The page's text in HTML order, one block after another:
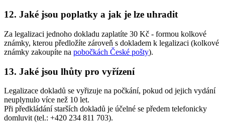
12. Jaké jsou poplatky a jak je lze uhradit
Za legalizaci jednoho dokladu zaplatíte 30 Kč - formou kolkové
známky, kterou předložíte zároveň s dokladem k legalizaci (kolkové
známky zakoupíte na pobočkách České pošty).
13. Jaké jsou lhůty pro vyřízení
Legalizace dokladů se vyřizuje na počkání, pokud od jejich vydání
neuplynulo více než 10 let.
Při předkládání starších dokladů je účelné se předem telefonicky
domluvit (tel.: +420 234 811 703).